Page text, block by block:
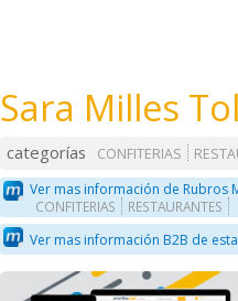
Sara Milles
categorías CONFITERIAS
Ver mas información de Rubros
CONFITERIAS RESTAURANTES
Ver mas información B2B de